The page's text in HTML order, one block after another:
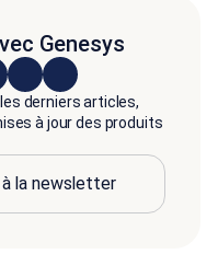
Genesys
derniers articles,
à jour des produits
la newsletter